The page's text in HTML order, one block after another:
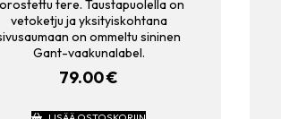
tere. Taustapuolella on
vetoketju ja yksityiskohtana
on ommeltu sininen
Gant-vaakunalabel.
79.00€